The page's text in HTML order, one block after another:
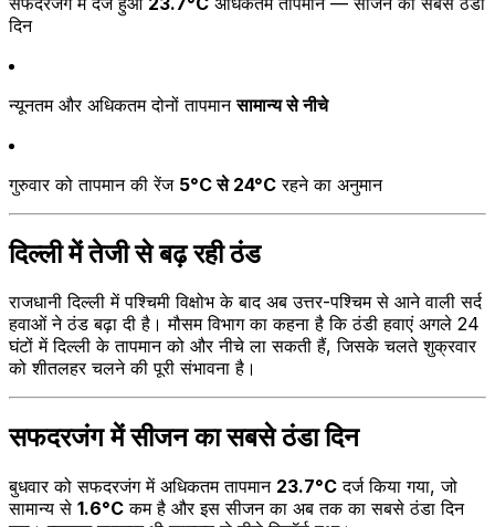
दिन
न्यूनतम और अधिकतम दोनों तापमानसामान्य से नीचे
गुरुवार को तापमान की रेंज 5°C से 24°C रहने का अनुमान
दिल्ली में तेजी से बढ़ रही ठंड
राजधानी दिल्ली में पश्चिमी विक्षोभ के बाद अब उत्तर-पश्चिम से आने वाली सर्द
हवाओं ने ठंड बढ़ा दी है। मौसम विभाग का कहना है कि ठंडी हवाएं अगले 24
घंटों में दिल्ली के तापमान को और नीचे ला सकती हैं, जिसके चलते शुक्रवार
को शीतलहर चलने की पूरी संभावना है।
सफदरजंग में सीजन का सबसे ठंडा दिन
बुधवार को सफदरजंग में अधिकतम तापमान 23.7°C दर्ज किया गया, जो
सामान्य से 1.6°C कम है और इस सीजन का अब तक का सबसे ठंडा दिन